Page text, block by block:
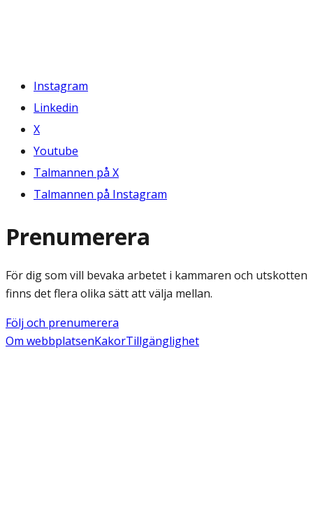
Instagram
Linkedin
X
Youtube
Talmannen på X
Talmannen på Instagram
Prenumerera
För dig som vill bevaka arbetet i kammaren och utskotten
finns det flera olika sätt att välja mellan.
Följ och prenumerera
Om webbplatsenKakorTillgänglighet